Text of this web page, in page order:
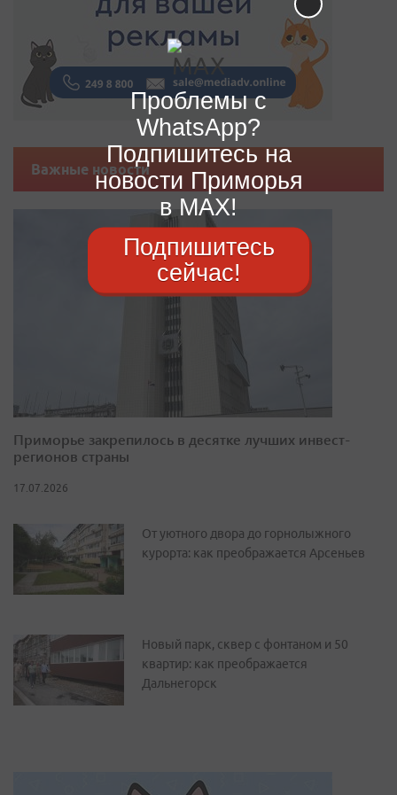
Важные новости
Приморье закрепилось в десятке лучших инвест-
регионов страны
17.07.2026
От уютного двора до горнолыжного
курорта: как преображается Арсеньев
Новый парк, сквер с фонтаном и 50
квартир: как преображается
Дальнегорск
Проблемы с
WhatsApp?
Подпишитесь на
новости Приморья
в MAX!
Подпишитесь
сейчас!